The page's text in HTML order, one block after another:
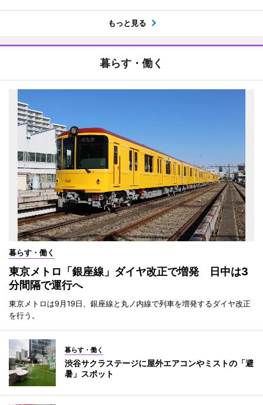
もっと見る
暮らす・働く
暮らす・働く
東京メトロ「銀座線」ダイヤ改正で増発 日中は3
分間隔で運行へ
東京メトロは9月19日、銀座線と丸ノ内線で列車を増発するダイヤ改正
を行う。
暮らす・働く
渋谷サクラステージに屋外エアコンやミストの「避
暑」スポット